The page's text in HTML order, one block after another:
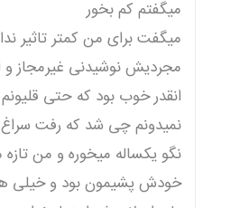
میگفتم کم بخور
میگفت برای من کمتر تاثیر
مجردیش نوشیدنی غیرمجاز و
انقدر خوب بود که حتی
نمیدونم چی شد که رفت سراغ
نگو یکساله میخوره و من
خودش پشیمون بود و خیلی همکاری